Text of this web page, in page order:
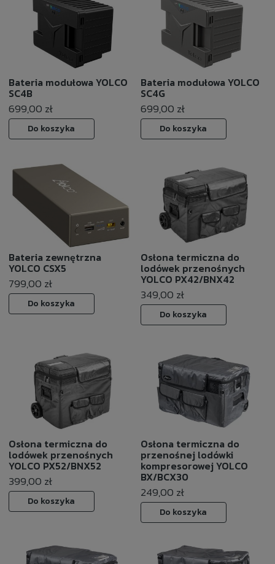
Bateria modułowa YOLCO
SC4B
699,00 zł
Do koszyka
Bateria modułowa YOLCO
SC4G
699,00 zł
Do koszyka
Bateria zewnętrzna
YOLCO CSX5
799,00 zł
Do koszyka
Osłona termiczna do
lodówek przenośnych
YOLCO PX42/BNX42
349,00 zł
Do koszyka
Osłona termiczna do
lodówek przenośnych
YOLCO PX52/BNX52
399,00 zł
Do koszyka
Osłona termiczna do
przenośnej lodówki
kompresorowej YOLCO
BX/BCX30
249,00 zł
Do koszyka